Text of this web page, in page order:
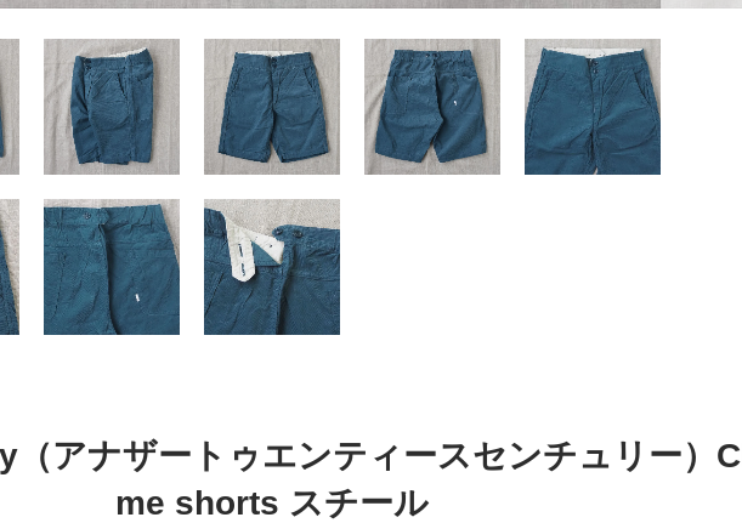
アナザートゥエンティースセンチュリー）
me shorts スチール